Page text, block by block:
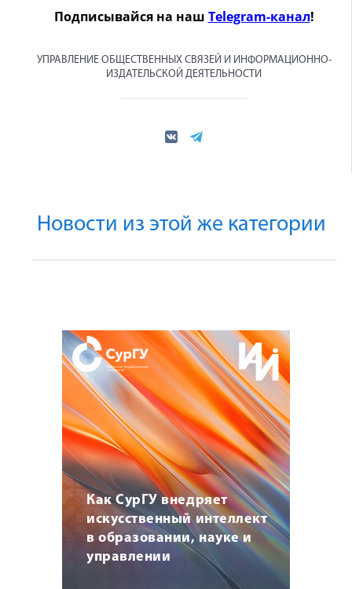
Подписывайся на наш Telegram-канал!
УПРАВЛЕНИЕ ОБЩЕСТВЕННЫХ СВЯЗЕЙ И ИНФОРМАЦИОННО-
ИЗДАТЕЛЬСКОЙ ДЕЯТЕЛЬНОСТИ
Новости из этой же категории
Как СурГУ внедряет
искусственный интеллект
в образовании, науке и
управлении